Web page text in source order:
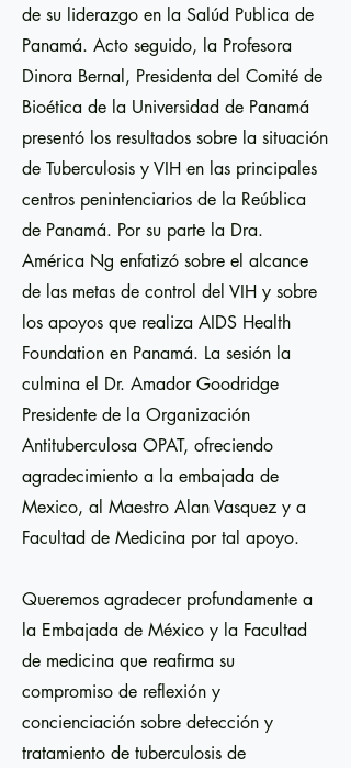
de su liderazgo en la Salúd Publica de
Panamá. Acto seguido, la Profesora
Dinora Bernal, Presidenta del Comité de
Bioética de la Universidad de Panamá
presentó los resultados sobre la situación
de Tuberculosis y VIH en las principales
centros penintenciarios de la Reública
de Panamá. Por su parte la Dra.
América Ng enfatizó sobre el alcance
de las metas de control del VIH y sobre
los apoyos que realiza AIDS Health
Foundation en Panamá. La sesión la
culmina el Dr. Amador Goodridge
Presidente de la Organización
Antituberculosa OPAT, ofreciendo
agradecimiento a la embajada de
Mexico, al Maestro Alan Vasquez y a
Facultad de Medicina por tal apoyo.
Queremos agradecer profundamente a
la Embajada de México y la Facultad
de medicina que reafirma su
compromiso de reflexión y
concienciación sobre detección y
tratamiento de tuberculosis de